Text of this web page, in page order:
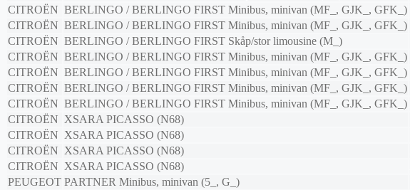
CITROËN BERLINGO / BERLINGO FIRST Minibus, minivan (MF_, GJK_, GFK_)
CITROËN BERLINGO / BERLINGO FIRST Minibus, minivan (MF_, GJK_, GFK_)
CITROËN BERLINGO / BERLINGO FIRST Skåp/stor limousine (M_)
CITROËN BERLINGO / BERLINGO FIRST Minibus, minivan (MF_, GJK_, GFK_)
CITROËN BERLINGO / BERLINGO FIRST Minibus, minivan (MF_, GJK_, GFK_)
CITROËN BERLINGO / BERLINGO FIRST Minibus, minivan (MF_, GJK_, GFK_)
CITROËN BERLINGO / BERLINGO FIRST Minibus, minivan (MF_, GJK_, GFK_)
CITROËN XSARA PICASSO (N68)
CITROËN XSARA PICASSO (N68)
CITROËN XSARA PICASSO (N68)
CITROËN XSARA PICASSO (N68)
PEUGEOT PARTNER Minibus, minivan (5_, G_)